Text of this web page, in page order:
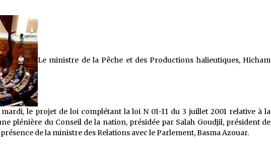
la tête est
Le ministre de la Pêche et des Productions halieutiques, Hicham
le projet de loi complétant la loi N 01-11 du 3 juillet 2001 relative à la
plénière du Conseil de la nation, présidée par Salah Goudjil, président de
de la ministre des Relations avec le Parlement, Basma Azouar.